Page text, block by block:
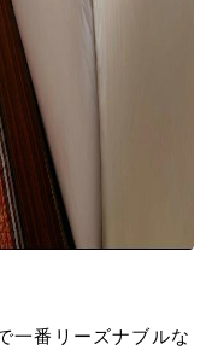
一番リーズナブルな